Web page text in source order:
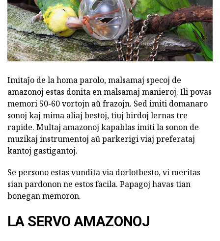
Imitaĵo de la homa parolo, malsamaj specoj de
amazonoj estas donita en malsamaj manieroj. Ili povas
memori 50-60 vortojn aŭ frazojn. Sed imiti domanaro
sonoj kaj mima aliaj bestoj, tiuj birdoj lernas tre
rapide. Multaj amazonoj kapablas imiti la sonon de
muzikaj instrumentoj aŭ parkerigi viaj preferataj
kantoj gastigantoj.
Se persono estas vundita via dorlotbesto, vi meritas
sian pardonon ne estos facila. Papagoj havas tian
bonegan memoron.
LA SERVO AMAZONOJ